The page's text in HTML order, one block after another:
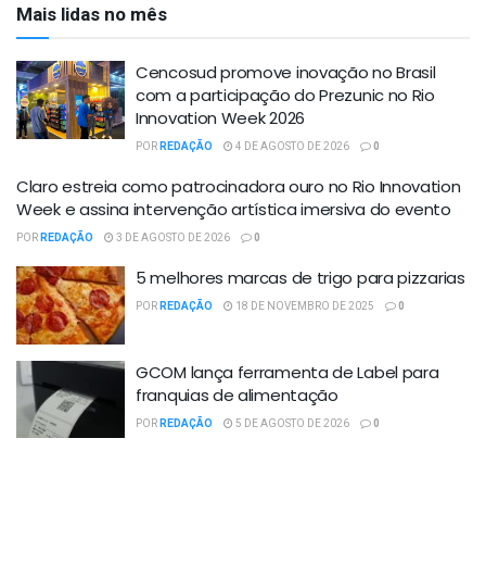
Mais lidas no mês
Cencosud promove inovação no Brasil
com a participação do Prezunic no Rio
Innovation Week 2026
PORREDAÇÃO 4 DE AGOSTO DE 2026 0
Claro estreia como patrocinadora ouro no Rio Innovation
Week e assina intervenção artística imersiva do evento
PORREDAÇÃO 3 DE AGOSTO DE 2026 0
5 melhores marcas de trigo para pizzarias
PORREDAÇÃO 18 DE NOVEMBRO DE 2025 0
GCOM lança ferramenta de Label para
franquias de alimentação
PORREDAÇÃO 5 DE AGOSTO DE 2026 0